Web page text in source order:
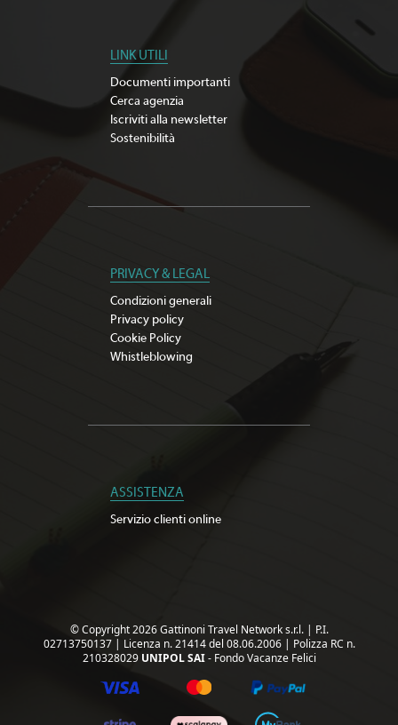
LINK UTILI
Documenti importanti
Cerca agenzia
Iscriviti alla newsletter
Sostenibilità
PRIVACY & LEGAL
Condizioni generali
Privacy policy
Cookie Policy
Whistleblowing
ASSISTENZA
Servizio clienti online
© Copyright 2026 Gattinoni Travel Network s.r.l. | P.I.
02713750137 | Licenza n. 21414 del 08.06.2006 | Polizza RC n.
210328029 UNIPOL SAI- Fondo Vacanze Felici